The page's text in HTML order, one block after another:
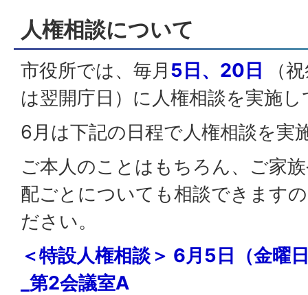
人権相談について
市役所では、毎月 5日、20日
（
は翌開庁日）に人権相談を実施
6月は下記の日程で人権相談を実
ご本人のことはもちろん、ご家
配ごとについても相談できます
ださい。
＜特設人権相談＞ 6月5日（金曜
_第2会議室A